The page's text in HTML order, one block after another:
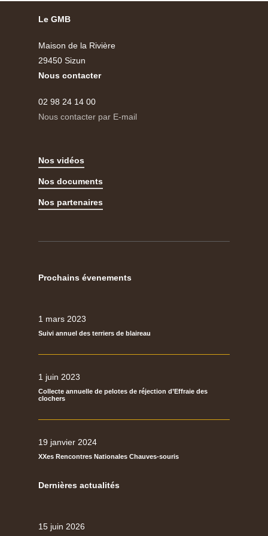
Le GMB
Maison de la Rivière
29450 Sizun
Nous contacter
02 98 24 14 00
Nous contacter par E-mail
Nos vidéos
Nos documents
Nos partenaires
Prochains évenements
1 mars 2023
Suivi annuel des terriers de blaireau
1 juin 2023
Collecte annuelle de pelotes de réjection d’Effraie des
clochers
19 janvier 2024
XXes Rencontres Nationales Chauves-souris
Dernières actualités
15 juin 2026